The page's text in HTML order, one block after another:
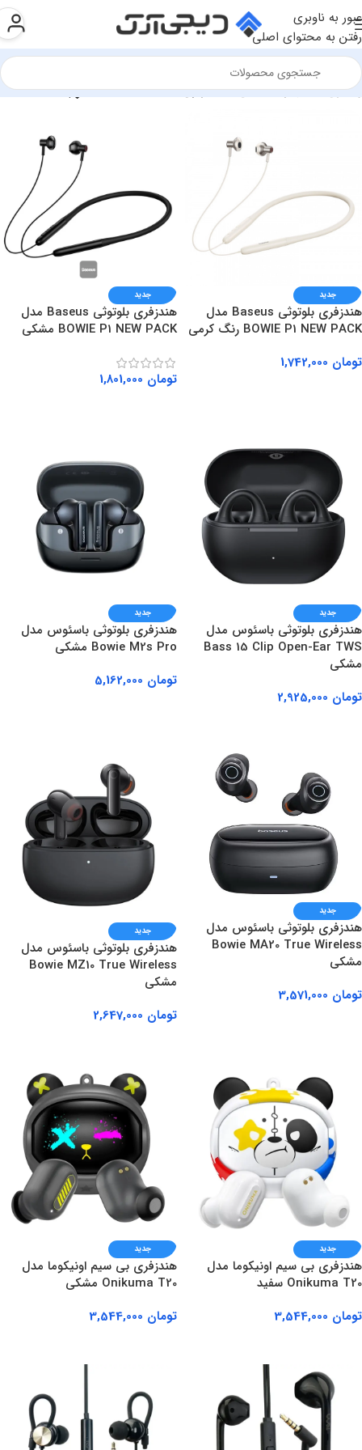
عبور به ناوبری
رفتن به محتوای اصلی
اداری»تجهیزات جانبی»هندزفری Show sidebar
جدید
هندزفری بلوتوثی Baseus مدل
BOWIE P1 NEW PACK رنگ کرمی
تومان
جدید
هندزفری بلوتوثی Baseus مدل
BOWIE P1 NEW PACK مشکی
تومان
جدید
هندزفری بلوتوثی باسئوس مدل
Bass 15 Clip Open-Ear TWS
مشکی
تومان
جدید
هندزفری بلوتوثی باسئوس مدل
Bowie M2s Pro مشکی
تومان
جدید
هندزفری بلوتوثی باسئوس مدل
Bowie MA20 True Wireless
مشکی
تومان
جدید
هندزفری بلوتوثی باسئوس مدل
Bowie MZ10 True Wireless
مشکی
تومان
جدید
هندزفری بی سیم اونیکوما مدل
Onikuma T20 سفید
تومان
جدید
هندزفری بی سیم اونیکوما مدل
Onikuma T20 مشکی
تومان